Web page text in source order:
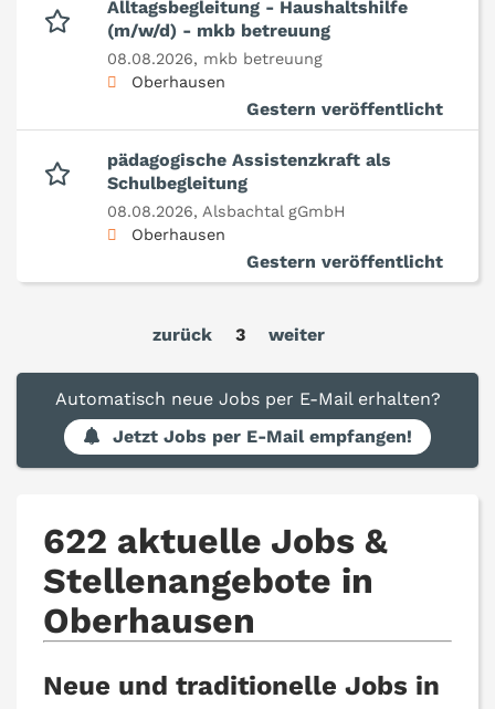
Alltagsbegleitung - Haushaltshilfe
(m/w/d) - mkb betreuung
08.08.2026, mkb betreuung
Oberhausen
Gestern veröffentlicht
pädagogische Assistenzkraft als
Schulbegleitung
08.08.2026, Alsbachtal gGmbH
Oberhausen
Gestern veröffentlicht
zurück 3 weiter
Automatisch neue Jobs per E-Mail erhalten?
Jetzt Jobs per E-Mail empfangen!
622 aktuelle Jobs &
Stellenangebote in
Oberhausen
Neue und traditionelle Jobs in